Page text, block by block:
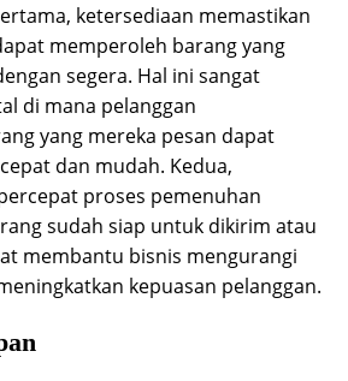
ketersediaan memastikan
memperoleh barang yang
segera. Hal ini sangat
di mana pelanggan
yang mereka pesan dapat
dan mudah. Kedua,
proses pemenuhan
sudah siap untuk dikirim atau
membantu bisnis mengurangi
kepuasan pelanggan.